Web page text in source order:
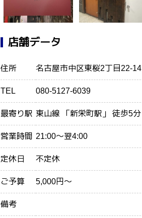
店舗データ
住所 名古屋市中区東桜2丁目22-14
TEL 080-5127-6039
最寄り駅 東山線 「新栄町駅」 徒歩5分
営業時間 21:00～翌4:00
定休日 不定休
ご予算 5,000円～
備考